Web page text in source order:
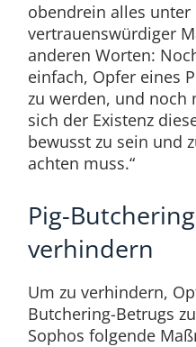
obendrein alles unter
vertrauenswürdiger
anderen Worten:
einfach, Opfer eines
zu werden, und noch
sich der Existenz
bewusst zu sein und
achten muss.“
Pig-
verhindern
Um zu verhindern,
Butchering-Betrugs
Sophos folgende